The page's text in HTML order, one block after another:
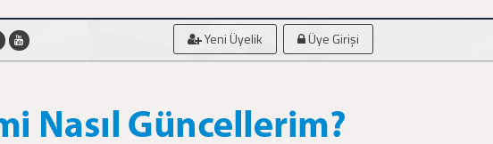
Yeni Üyelik Üye Girişi